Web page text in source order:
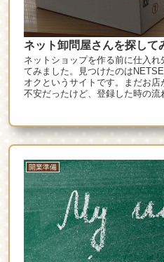
ネット卸問屋さんを探して
ネットショップを作る前に仕入
てみました。見つけたのは
オクというサイトです。まだお
不安だったけど、登録した時の流
開業準備